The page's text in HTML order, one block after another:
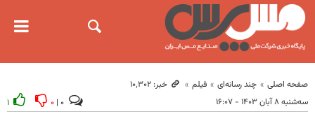
صفحه اصلی چند رسانه‌ای فیلم
خبر: ۱۰٬۳۰۲
سه‌شنبه ۸ آبان ۱۴۰۳ - ۱۶:۰۷
۰ ۱